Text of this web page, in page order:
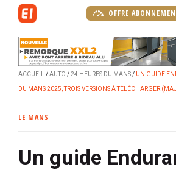
OFFRE
ACCUEIL AUTO 24 HEURES DU MANS UN GUIDE
DU MANS 2025, TROIS VERSIONS À TÉLÉCHARGER
LE MANS
Un guide